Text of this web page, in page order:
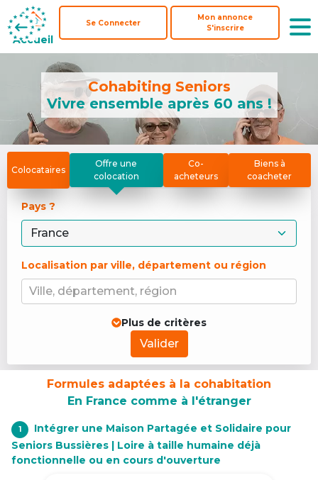
Accueil
Se Connecter
Mon annonce
S'inscrire
Accueil
Se Connecter
Mon annonce
S'inscrire
Cohabiting Seniors
Vivre ensemble après 60 ans !
Colocataires
Offre une
colocation
Co-
acheteurs
Biens à
coacheter
Pays ?
Localisation par ville, département ou région
Ville, département, région
Plus de critères
Valider
Formules adaptées à la cohabitation
En France comme à l'étranger
1
Intégrer une Maison Partagée et Solidaire pour
Seniors Bussières | Loire à taille humaine déjà
fonctionnelle ou en cours d'ouverture